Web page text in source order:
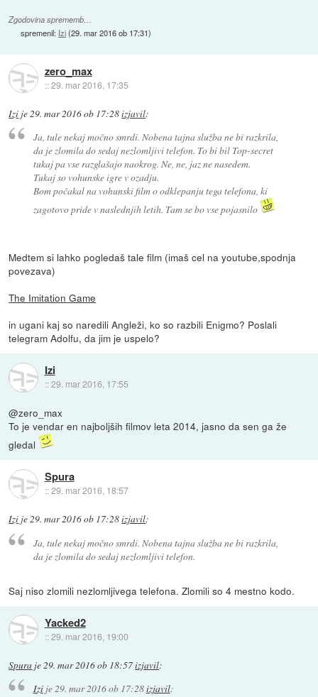
Zgodovina sprememb…
spremenil: Izi(29. mar 2016 ob 17:31)
zero_max
::29. mar 2016, 17:35
Izi je 29. mar 2016 ob 17:28izjavil:
Ja, tule nekaj močno smrdi. Nobena tajna služba ne bi razkrila,
da je zlomila do sedaj nezlomljivi telefon. To bi bil Top-secret
tukaj pa vse razglašajo naokrog. Ne, ne, jaz ne nasedem.
Tukaj so vohunske igre v ozadju.
Bom počakal na vohunski film o odklepanju tega telefona, ki
zagotovo pride v naslednjih letih. Tam se bo vse pojasnilo
Medtem si lahko pogledaš tale film (imaš cel na youtube,spodnja
povezava)
The Imitation Game
in ugani kaj so naredili Angleži, ko so razbili Enigmo? Poslali
telegram Adolfu, da jim je uspelo?
Izi
::29. mar 2016, 17:55
@zero_max
To je vendar en najboljših filmov leta 2014, jasno da sen ga že
gledal
Spura
::29. mar 2016, 18:57
Izi je29. mar 2016 ob 17:28izjavil:
Ja, tule nekaj močno smrdi. Nobena tajna služba ne bi razkrila,
da je zlomila do sedaj nezlomljivi telefon.
Saj niso zlomili nezlomljivega telefona. Zlomili so 4 mestno kodo.
Yacked2
::29. mar 2016, 19:00
Spura je29. mar 2016 ob 18:57izjavil:
Izije29. mar 2016 ob 17:28izjavil: